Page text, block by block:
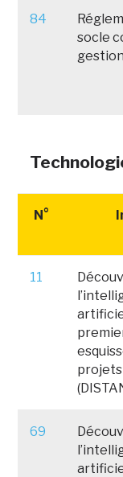
84
socle
N°
11
projets
69